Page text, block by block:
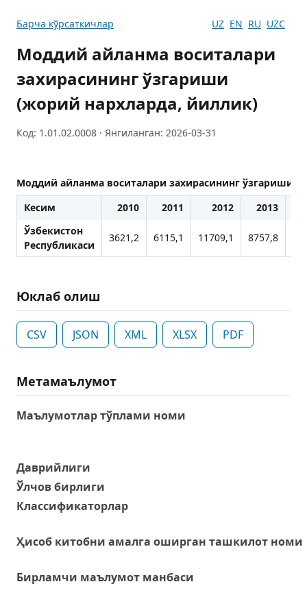
Барча кўрсаткичлар UZ EN RU UZC
Моддий айланма воситалари
захирасининг ўзгариши
(жорий нархларда, йиллик)
Код: 1.01.02.0008 · Янгиланган: 2026-03-31
Моддий айланма воситалари захирасининг ўзгариши
Кесим
2010 2011 2012 2013
Ўзбекистон
Республикаси
3621,2 6115,1 11709,1 8757,8
Юклаб олиш
CSV JSON XML XLSX PDF
Метамаълумот
Маълумотлар тўплами номи
Даврийлиги
Ўлчов бирлиги
Классификаторлар
Ҳисоб китобни амалга оширган ташкилот номи
Бирламчи маълумот манбаси